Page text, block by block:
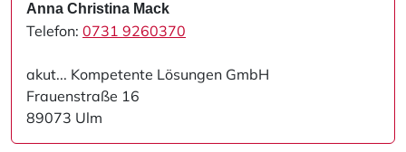
Anna Christina Mack
Telefon: 0731 9260370
akut... Kompetente Lösungen GmbH
Frauenstraße 16
89073 Ulm